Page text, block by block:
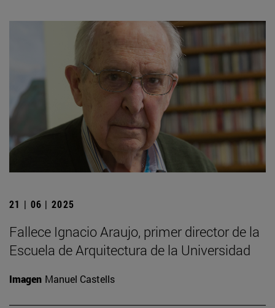
21 | 06 | 2025
Fallece Ignacio Araujo, primer director de la
Escuela de Arquitectura de la Universidad
Imagen Manuel Castells